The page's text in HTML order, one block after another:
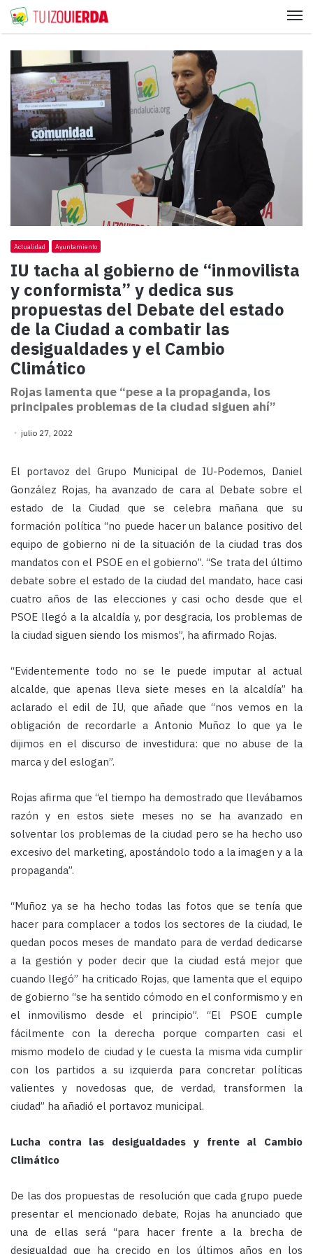
Actualidad Ayuntamiento
IU tacha al gobierno de “inmovilista
y conformista” y dedica sus
propuestas del Debate del estado
de la Ciudad a combatir las
desigualdades y el Cambio
Climático
Rojas lamenta que “pese a la propaganda, los
principales problemas de la ciudad siguen ahí”
julio 27, 2022
El portavoz del Grupo Municipal de IU-Podemos, Daniel
González Rojas, ha avanzado de cara al Debate sobre el
estado de la Ciudad que se celebra mañana que su
formación política “no puede hacer un balance positivo del
equipo de gobierno ni de la situación de la ciudad tras dos
mandatos con el PSOE en el gobierno”. “Se trata del último
debate sobre el estado de la ciudad del mandato, hace casi
cuatro años de las elecciones y casi ocho desde que el
PSOE llegó a la alcaldía y, por desgracia, los problemas de
la ciudad siguen siendo los mismos”, ha afirmado Rojas.
“Evidentemente todo no se le puede imputar al actual
alcalde, que apenas lleva siete meses en la alcaldía” ha
aclarado el edil de IU, que añade que “nos vemos en la
obligación de recordarle a Antonio Muñoz lo que ya le
dijimos en el discurso de investidura: que no abuse de la
marca y del eslogan”.
Rojas afirma que “el tiempo ha demostrado que llevábamos
razón y en estos siete meses no se ha avanzado en
solventar los problemas de la ciudad pero se ha hecho uso
excesivo del marketing, apostándolo todo a la imagen y a la
propaganda”.
“Muñoz ya se ha hecho todas las fotos que se tenía que
hacer para complacer a todos los sectores de la ciudad, le
quedan pocos meses de mandato para de verdad dedicarse
a la gestión y poder decir que la ciudad está mejor que
cuando llegó” ha criticado Rojas, que lamenta que el equipo
de gobierno “se ha sentido cómodo en el conformismo y en
el inmovilismo desde el principio”. “El PSOE cumple
fácilmente con la derecha porque comparten casi el
mismo modelo de ciudad y le cuesta la misma vida cumplir
con los partidos a su izquierda para concretar políticas
valientes y novedosas que, de verdad, transformen la
ciudad” ha añadió el portavoz municipal.
Lucha contra las desigualdades y frente al Cambio
Climático
De las dos propuestas de resolución que cada grupo puede
presentar el mencionado debate, Rojas ha anunciado que
una de ellas será “para hacer frente a la brecha de
desigualdad que ha crecido en los últimos años en los